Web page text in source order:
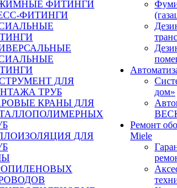
ФИТИНГИ
ФИТИНГИ
ДЛЯ
ТРУБ
КРАНЫ ДЛЯ
ДЛЯ
дом»
Ремонт
Miele